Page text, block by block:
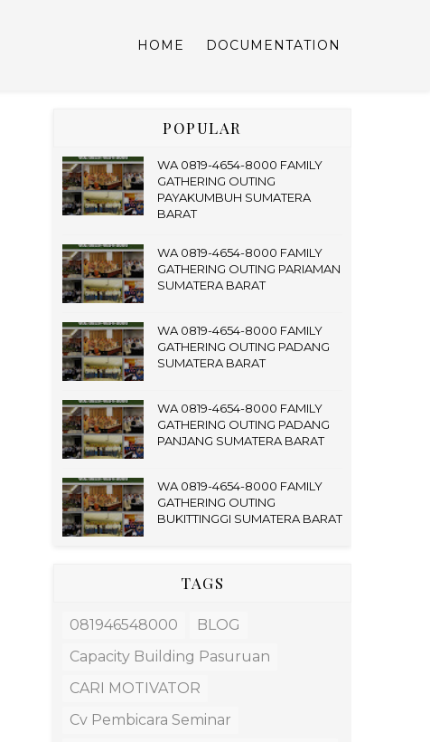
HOME DOCUMENTATION
POPULAR
WA 0819-4654-8000 FAMILY
GATHERING OUTING
PAYAKUMBUH SUMATERA
BARAT
WA 0819-4654-8000 FAMILY
GATHERING OUTING PARIAMAN
SUMATERA BARAT
WA 0819-4654-8000 FAMILY
GATHERING OUTING PADANG
SUMATERA BARAT
WA 0819-4654-8000 FAMILY
GATHERING OUTING PADANG
PANJANG SUMATERA BARAT
WA 0819-4654-8000 FAMILY
GATHERING OUTING
BUKITTINGGI SUMATERA BARAT
TAGS
081946548000
BLOG
Capacity Building Pasuruan
CARI MOTIVATOR
Cv Pembicara Seminar